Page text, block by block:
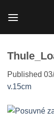
Published
v.15cm